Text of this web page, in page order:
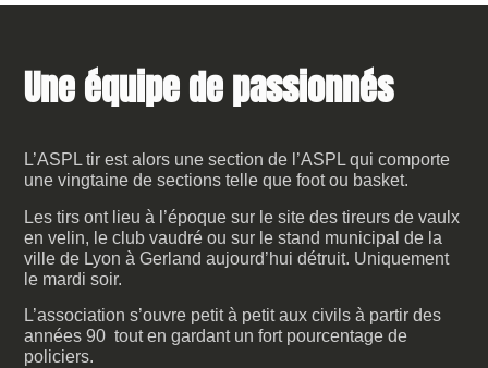
Une équipe de passionnés
L’ASPL tir est alors une section de l’ASPL qui comporte
une vingtaine de sections telle que foot ou basket.
Les tirs ont lieu à l’époque sur le site des tireurs de vaulx
en velin, le club vaudré ou sur le stand municipal de la
ville de Lyon à Gerland aujourd’hui détruit. Uniquement
le mardi soir.
L’association s’ouvre petit à petit aux civils à partir des
années 90 tout en gardant un fort pourcentage de
policiers.